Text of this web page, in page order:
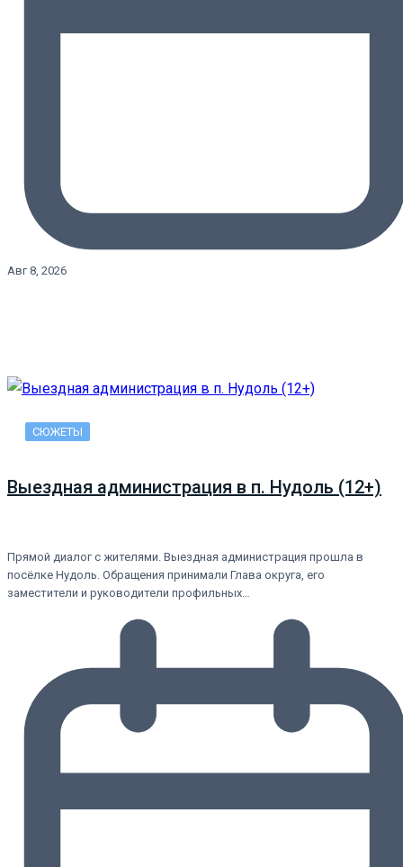
Авг 8, 2026
СЮЖЕТЫ
Выездная администрация в п. Нудоль (12+)
Прямой диалог с жителями. Выездная администрация прошла в
посёлке Нудоль. Обращения принимали Глава округа, его
заместители и руководители профильных…